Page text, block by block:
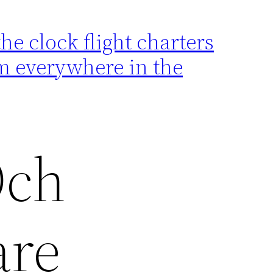
clock flight charters
everywhere in the